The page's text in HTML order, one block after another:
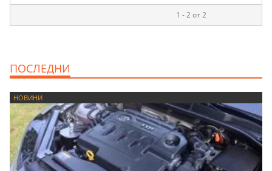
1 - 2 от 2
ПОСЛЕДНИ
НОВИНИ